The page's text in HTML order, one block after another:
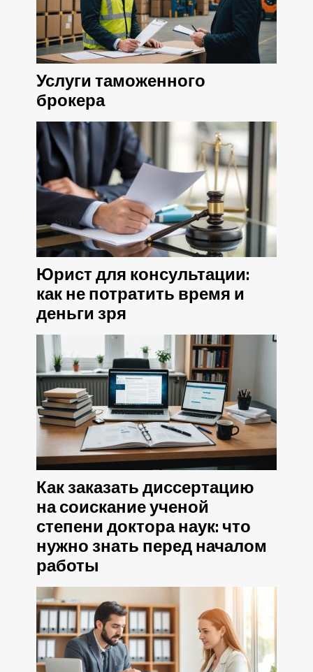
Услуги таможенного
брокера
Юрист для консультации:
как не потратить время и
деньги зря
Как заказать диссертацию
на соискание ученой
степени доктора наук: что
нужно знать перед началом
работы